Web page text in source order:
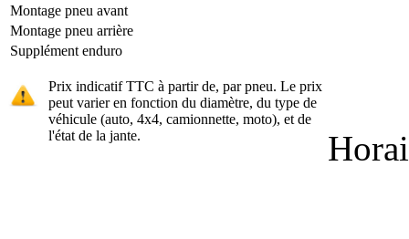
Montage pneu avant
Montage pneu arrière
Supplément enduro
Prix indicatif TTC à partir de, par pneu. Le prix
peut varier en fonction du diamètre, du type de
véhicule (auto, 4x4, camionnette, moto), et de
l'état de la jante.